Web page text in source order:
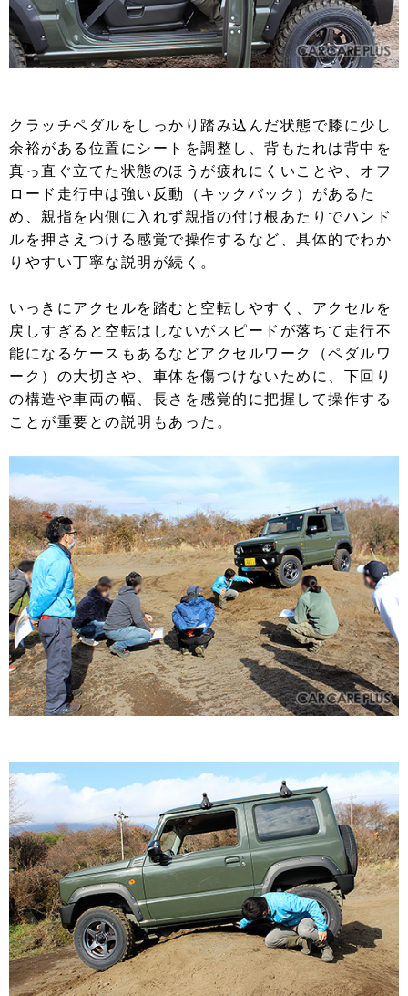
クラッチペダルをしっかり踏み込んだ状態で膝に少し
余裕がある位置にシートを調整し、背もたれは背中を
真っ直ぐ立てた状態のほうが疲れにくいことや、オフ
ロード走行中は強い反動（キックバック）があるた
め、親指を内側に入れず親指の付け根あたりでハンド
ルを押さえつける感覚で操作するなど、具体的でわか
りやすい丁寧な説明が続く。
いっきにアクセルを踏むと空転しやすく、アクセルを
戻しすぎると空転はしないがスピードが落ちて走行不
能になるケースもあるなどアクセルワーク（ペダルワ
ーク）の大切さや、車体を傷つけないために、下回り
の構造や車両の幅、長さを感覚的に把握して操作する
ことが重要との説明もあった。